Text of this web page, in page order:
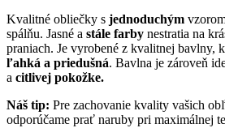
Kvalitné obliečky s jednoduchým
spálňu. Jasné a stále farby nestratia na
praniach. Je vyrobené z kvalitnej bavlny,
ľahká a priedušná. Bavlna je zároveň
a citlivej pokožke.
Náš tip: Pre zachovanie kvality vašich
odporúčame prať naruby pri maximálnej